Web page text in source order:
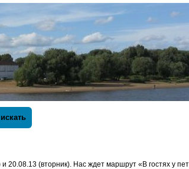
искать
20.08.13 (вторник). Нас ждет маршрут «В гостях у